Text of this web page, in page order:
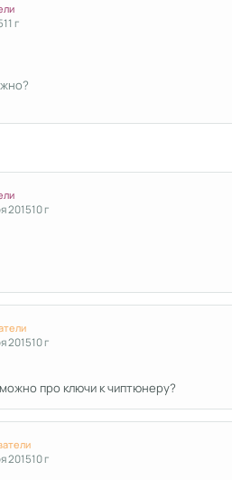
11 г
201510 г
201510 г
про ключи к чиптюнеру?
201510 г